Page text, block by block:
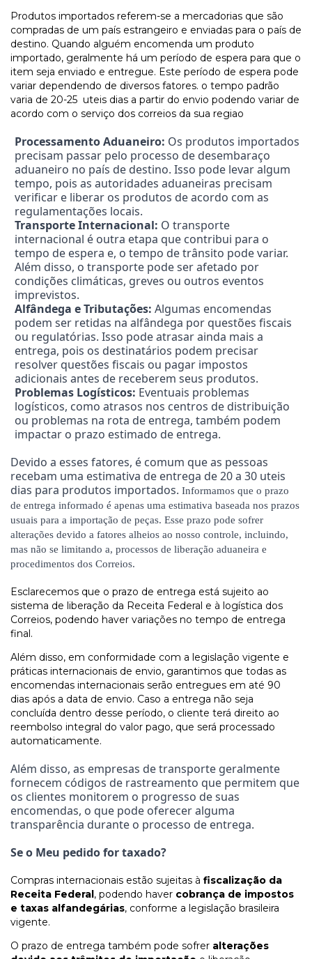
Produtos importados referem-se a mercadorias que são
compradas de um país estrangeiro e enviadas para o país de
destino. Quando alguém encomenda um produto
importado, geralmente há um período de espera para que o
item seja enviado e entregue. Este período de espera pode
variar dependendo de diversos fatores. o tempo padrão
varia de 20-25 uteis dias a partir do envio podendo variar de
acordo com o serviço dos correios da sua regiao
Processamento Aduaneiro: Os produtos importados
precisam passar pelo processo de desembaraço
aduaneiro no país de destino. Isso pode levar algum
tempo, pois as autoridades aduaneiras precisam
verificar e liberar os produtos de acordo com as
regulamentações locais.
Transporte Internacional: O transporte
internacional é outra etapa que contribui para o
tempo de espera e, o tempo de trânsito pode variar.
Além disso, o transporte pode ser afetado por
condições climáticas, greves ou outros eventos
imprevistos.
Alfândega e Tributações: Algumas encomendas
podem ser retidas na alfândega por questões fiscais
ou regulatórias. Isso pode atrasar ainda mais a
entrega, pois os destinatários podem precisar
resolver questões fiscais ou pagar impostos
adicionais antes de receberem seus produtos.
Problemas Logísticos: Eventuais problemas
logísticos, como atrasos nos centros de distribuição
ou problemas na rota de entrega, também podem
impactar o prazo estimado de entrega.
Devido a esses fatores, é comum que as pessoas
recebam uma estimativa de entrega de 20 a 30 uteis
dias para produtos importados. Informamos que o prazo
de entrega informado é apenas uma estimativa baseada nos prazos
usuais para a importação de peças. Esse prazo pode sofrer
alterações devido a fatores alheios ao nosso controle, incluindo,
mas não se limitando a, processos de liberação aduaneira e
procedimentos dos Correios.
Esclarecemos que o prazo de entrega está sujeito ao
sistema de liberação da Receita Federal e à logística dos
Correios, podendo haver variações no tempo de entrega
final.
Além disso, em conformidade com a legislação vigente e
práticas internacionais de envio, garantimos que todas as
encomendas internacionais serão entregues em até 90
dias após a data de envio. Caso a entrega não seja
concluída dentro desse período, o cliente terá direito ao
reembolso integral do valor pago, que será processado
automaticamente.
Além disso, as empresas de transporte geralmente
fornecem códigos de rastreamento que permitem que
os clientes monitorem o progresso de suas
encomendas, o que pode oferecer alguma
transparência durante o processo de entrega.
Se o Meu pedido for taxado?
Compras internacionais estão sujeitas à fiscalização da
Receita Federal, podendo haver cobrança de impostos
e taxas alfandegárias, conforme a legislação brasileira
vigente.
O prazo de entrega também pode sofrer alterações